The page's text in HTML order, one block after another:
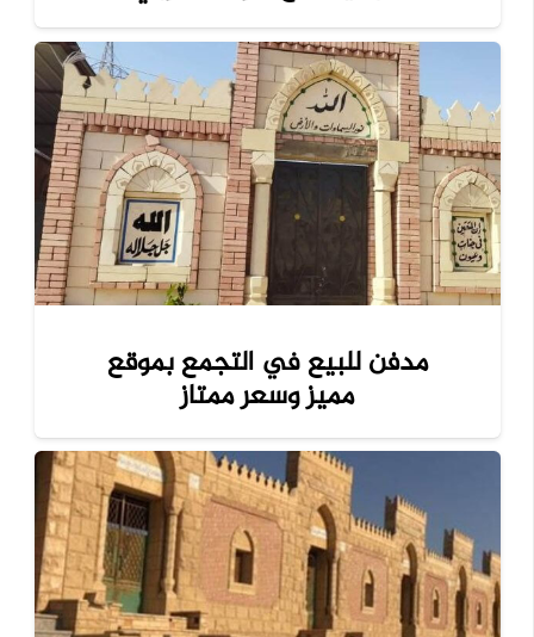
مدفن للبيع في التجمع بموقع
مميز وسعر ممتاز